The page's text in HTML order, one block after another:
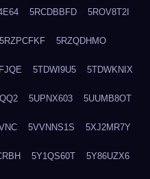
5RCDBBFD 5ROV8T2I
5RZPCFKF 5RZQDHMO
5TDWI9U5 5TDWKNIX
5UPNX603 5UUMB8OT
5VVNNS1S 5XJ2MR7Y
5Y1QS60T 5Y86UZX6